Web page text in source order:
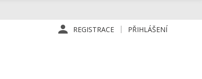
REGISTRACE PŘIHLÁŠENÍ